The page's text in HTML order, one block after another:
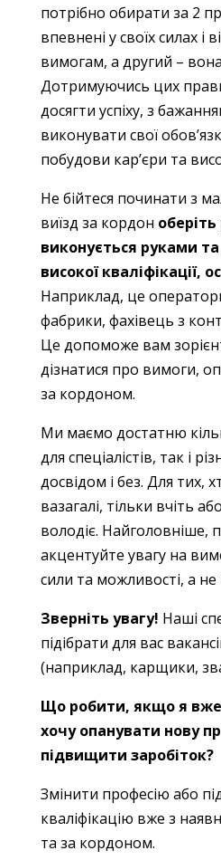
потрібно обирати за 2
впевнені у своїх силах і
вимогам, а другий –
Дотримуючись цих
досягти успіху, з
виконувати свої
побудови кар’єри та
Не бійтеся починати з
виїзд за кордон
виконується руками
високої кваліфікації,
Наприклад, це
фабрики, фахівець з
Це допоможе вам
дізнатися про вимоги,
за кордоном.
Ми маємо достатню
для спеціалістів, так і
досвідом і без. Для тих,
вазагалі, тільки вчіть
володіє. Найголовніше,
акцентуйте увагу на
сили та можливості, а не
Зверніть увагу! Наші
підібрати для вас
(наприклад, карщики,
Що робити, якщо я вже
хочу опанувати нову
підвищити заробіток?
Змінити професію або
кваліфікацію вже з
та за кордоном.